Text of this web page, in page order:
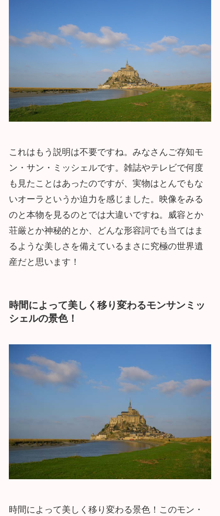
これはもう説明は不要ですね。みなさんご存知モ
ン・サン・ミッシェルです。雑誌やテレビで何度
も見たことはあったのですが、実物はとんでもな
いオーラというか迫力を感じました。映像をみる
のと本物を見るのとでは大違いですね。威容とか
荘厳とか神秘的とか、どんな形容詞でも当てはま
るような美しさを備えているまさに究極の世界遺
産だと思います！
時間によって美しく移り変わるモンサンミッ
シェルの景色！
時間によって美しく移り変わる景色！このモン・